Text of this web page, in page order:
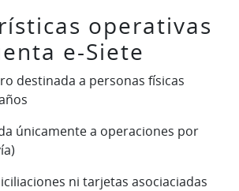
operativas
e-Siete
destinada a personas físicas
únicamente a operaciones por
ni tarjetas asociaciadas